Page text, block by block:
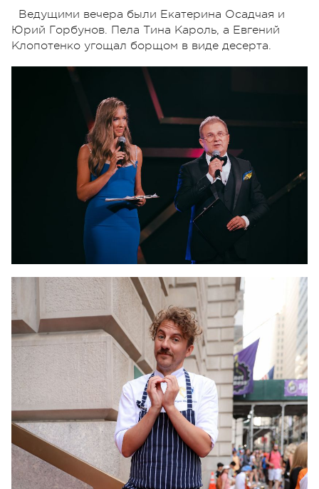
Ведущими вечера были Екатерина Осадчая и
Юрий Горбунов. Пела Тина Кароль, а Евгений
Клопотенко угощал борщом в виде десерта.